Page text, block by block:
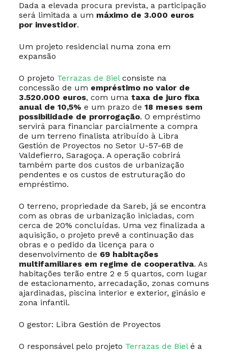
Dada a elevada procura prevista, a participação
será limitada a um máximo de 3.000 euros
por investidor.
Um projeto residencial numa zona em
expansão
O projeto Terrazas de Bielconsiste na
concessão de um empréstimo no valor de
3.520.000 euros, com uma taxa de juro fixa
anual de 10,5% e um prazo de 18 meses sem
possibilidade de prorrogação. O empréstimo
servirá para financiar parcialmente a compra
de um terreno finalista atribuído à Libra
Gestión de Proyectos no Setor U-57-6B de
Valdefierro, Saragoça. A operação cobrirá
também parte dos custos de urbanização
pendentes e os custos de estruturação do
empréstimo.
O terreno, propriedade da Sareb, já se encontra
com as obras de urbanização iniciadas, com
cerca de 20% concluídas. Uma vez finalizada a
aquisição, o projeto prevê a continuação das
obras e o pedido da licença para o
desenvolvimento de 69 habitações
multifamiliares em regime de cooperativa. As
habitações terão entre 2 e 5 quartos, com lugar
de estacionamento, arrecadação, zonas comuns
ajardinadas, piscina interior e exterior, ginásio e
zona infantil.
O gestor: Libra Gestión de Proyectos
O responsável pelo projeto Terrazas de Bielé a